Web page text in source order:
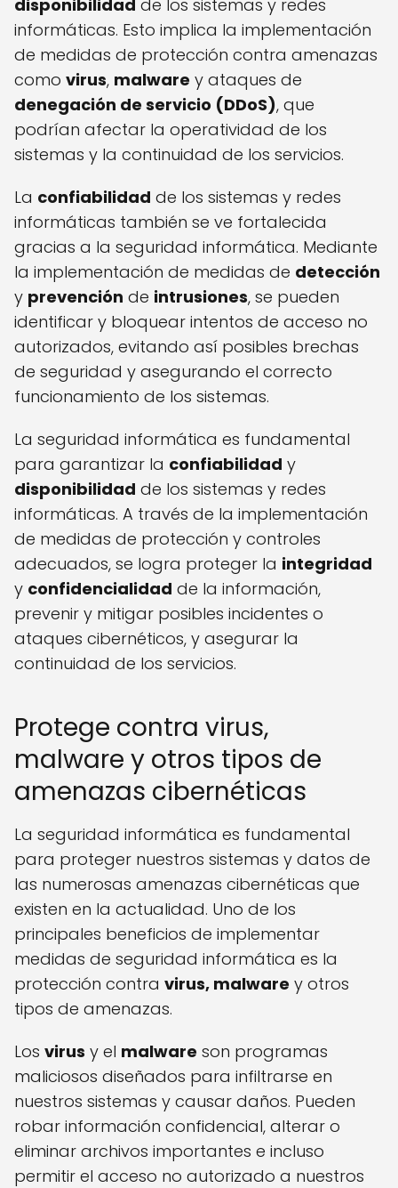
disponibilidad de los sistemas y redes
informáticas. Esto implica la implementación
de medidas de protección contra amenazas
como virus, malware y ataques de
denegación de servicio (DDoS), que
podrían afectar la operatividad de los
sistemas y la continuidad de los servicios.
La confiabilidad de los sistemas y redes
informáticas también se ve fortalecida
gracias a la seguridad informática. Mediante
la implementación de medidas de detección
y prevención de intrusiones, se pueden
identificar y bloquear intentos de acceso no
autorizados, evitando así posibles brechas
de seguridad y asegurando el correcto
funcionamiento de los sistemas.
La seguridad informática es fundamental
para garantizar la confiabilidad y
disponibilidad de los sistemas y redes
informáticas. A través de la implementación
de medidas de protección y controles
adecuados, se logra proteger la integridad
y confidencialidad de la información,
prevenir y mitigar posibles incidentes o
ataques cibernéticos, y asegurar la
continuidad de los servicios.
Protege contra virus,
malware y otros tipos de
amenazas cibernéticas
La seguridad informática es fundamental
para proteger nuestros sistemas y datos de
las numerosas amenazas cibernéticas que
existen en la actualidad. Uno de los
principales beneficios de implementar
medidas de seguridad informática es la
protección contra virus, malware y otros
tipos de amenazas.
Los virus y el malware son programas
maliciosos diseñados para infiltrarse en
nuestros sistemas y causar daños. Pueden
robar información confidencial, alterar o
eliminar archivos importantes e incluso
permitir el acceso no autorizado a nuestros